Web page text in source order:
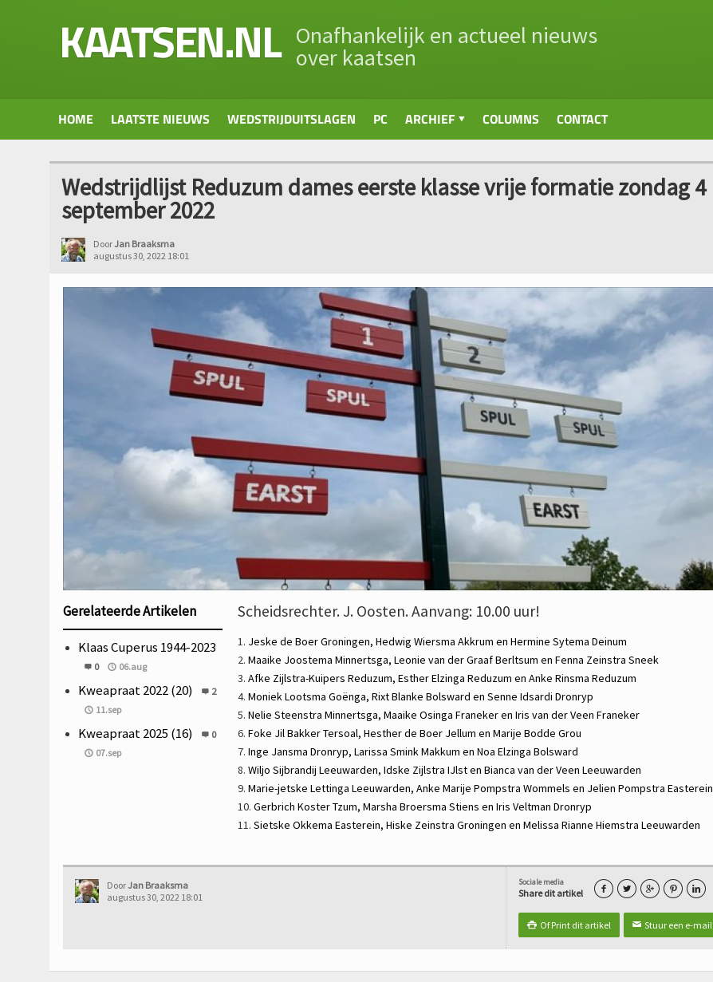
KAATSEN.NL Onafhankelijk en actueel nieuws
over kaatsen
HOME LAATSTE NIEUWS WEDSTRIJDUITSLAGEN PC ARCHIEF COLUMNS CONTACT
Wedstrijdlijst Reduzum dames eerste klasse vrije formatie zondag 4
september 2022
DoorJan Braaksma
augustus 30, 2022 18:01
Gerelateerde Artikelen
Klaas Cuperus 1944-2023
0 06.aug
Kweapraat 2022 (20)
2
11.sep
Kweapraat 2025 (16)
0
07.sep
Scheidsrechter. J. Oosten. Aanvang: 10.00 uur!
1. Jeske de BoerGroningen, Hedwig Wiersma Akkrum en Hermine Sytema Deinum
2. Maaike Joostema Minnertsga, Leonie van der GraafBerltsum en Fenna Zeinstra Sneek
3. Afke Zijlstra-Kuipers Reduzum, Esther Elzinga Reduzum en Anke Rinsma Reduzum
4. Moniek Lootsma Goënga, Rixt Blanke Bolsward en Senne Idsardi Dronryp
5. Nelie Steenstra Minnertsga, Maaike Osinga Franeker en Iris van der Veen Franeker
6. Foke Jil BakkerTersoal, Hesther de Boer Jellum en Marije Bodde Grou
7. Inge Jansma Dronryp, Larissa SminkMakkum en Noa Elzinga Bolsward
8. Wiljo Sijbrandij Leeuwarden, Idske Zijlstra IJlst en Bianca van der Veen Leeuwarden
9. Marie-jetske Lettinga Leeuwarden, Anke Marije Pompstra Wommels en Jelien Pompstra Easterein
10. Gerbrich KosterTzum, Marsha Broersma Stiens en Iris Veltman Dronryp
11. Sietske Okkema Easterein, Hiske Zeinstra Groningen en Melissa Rianne Hiemstra Leeuwarden
Sociale media
Share dit artikel     
 Of Print dit artikel ✉ Stuur een e-mail
DoorJan Braaksma
augustus 30, 2022 18:01